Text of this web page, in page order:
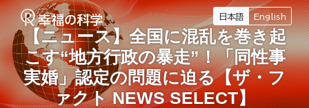
日本語 English
【ニュース】全国に混乱を巻き起
こす“地方行政の暴走”！「同性事
実婚」認定の問題に迫る【ザ・フ
ァクト NEWS SELECT】